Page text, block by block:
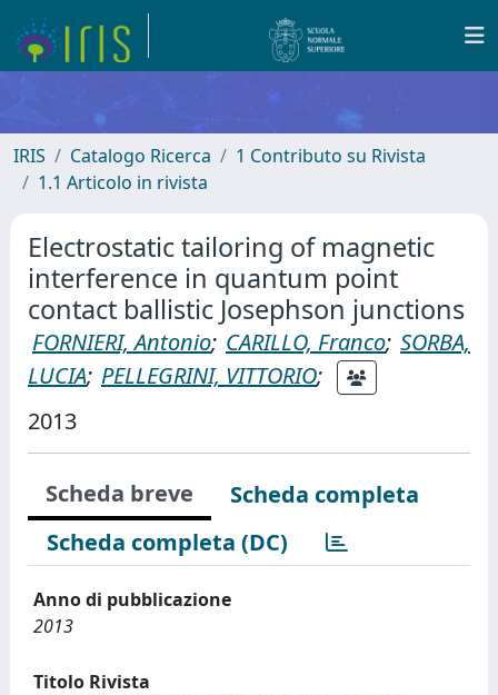
IRIS Catalogo Ricerca
1 Contributo su Rivista
1.1 Articolo in rivista
Electrostatic tailoring of magnetic
interference in quantum point
contact ballistic Josephson junctions
FORNIERI, Antonio; CARILLO, Franco; SORBA,
LUCIA; PELLEGRINI, VITTORIO;
2013
Scheda breve
Scheda completa
Scheda completa (DC)
Anno di pubblicazione
2013
Titolo Rivista